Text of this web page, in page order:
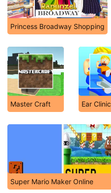
Princess Broadway Shopping
Master Craft Ear Clinic
Super Mario Maker Online